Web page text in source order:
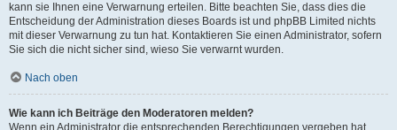
kann sie Ihnen eine Verwarnung erteilen. Bitte beachten Sie, dass dies die
Entscheidung der Administration dieses Boards ist und phpBB Limited nichts
mit dieser Verwarnung zu tun hat. Kontaktieren Sie einen Administrator, sofern
Sie sich die nicht sicher sind, wieso Sie verwarnt wurden.
Nach oben
Wie kann ich Beiträge den Moderatoren melden?
Wenn ein Administrator die entsprechenden Berechtigungen vergeben hat,